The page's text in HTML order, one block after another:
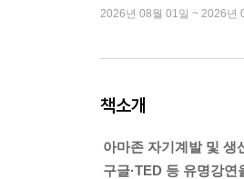
2026년 08월 01일 ~ 2026년
책소개
아마존 자기계발 및 생
구글·TED 등 유명강